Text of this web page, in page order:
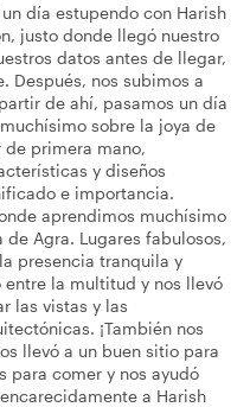
día estupendo con Harish
justo donde llegó nuestro
datos antes de llegar,
Después, nos subimos a
de ahí, pasamos un día
sobre la joya de
de primera mano,
y diseños
e importancia.
aprendimos muchísimo
Agra. Lugares fabulosos,
presencia tranquila y
la multitud y nos llevó
las vistas y las
¡También nos
llevó a un buen sitio para
para comer y nos ayudó
a Harish